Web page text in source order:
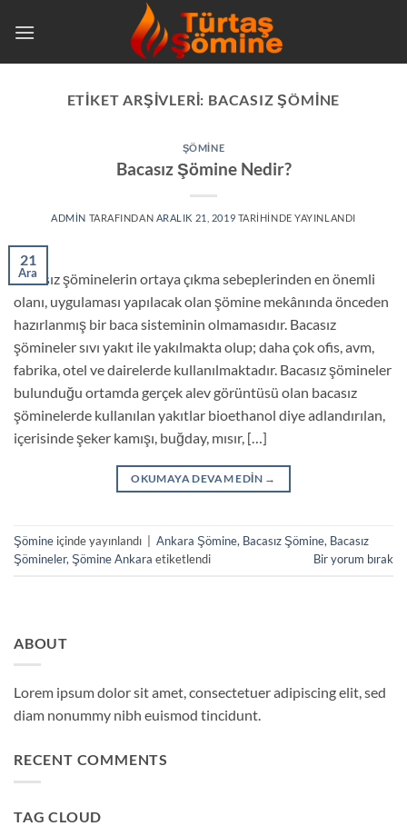
atla
ETIKET ARŞIVLERI: BACASIZ ŞÖMINE
ŞÖMINE
Bacasız Şömine Nedir?
ADMIN TARAFINDAN ARALIK 21, 2019 TARIHINDE YAYINLANDI
21
Ara
Bacasız şöminelerin ortaya çıkma sebeplerinden en önemli
olanı, uygulaması yapılacak olan şömine mekânında önceden
hazırlanmış bir baca sisteminin olmamasıdır. Bacasız
şömineler sıvı yakıt ile yakılmakta olup; daha çok ofis, avm,
fabrika, otel ve dairelerde kullanılmaktadır. Bacasız şömineler
bulunduğu ortamda gerçek alev görüntüsü olan bacasız
şöminelerde kullanılan yakıtlar bioethanol diye adlandırılan,
içerisinde şeker kamışı, buğday, mısır, […]
OKUMAYA DEVAM EDIN →
Şömine içinde yayınlandı Ankara Şömine, Bacasız Şömine, Bacasız
Şömineler, Şömine Ankara etiketlendi Bir yorum bırak
ABOUT
Lorem ipsum dolor sit amet, consectetuer adipiscing elit, sed
diam nonummy nibh euismod tincidunt.
RECENT COMMENTS
TAG CLOUD